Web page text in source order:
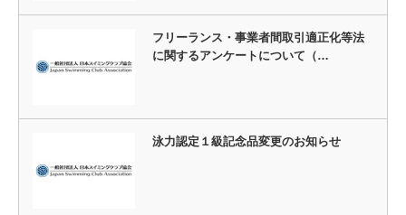
フリーランス・事業者間取引適正化等法
に関するアンケートについて（…
泳力認定１級記念品変更のお知らせ